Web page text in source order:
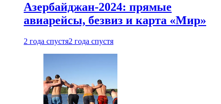
Азербайджан-2024: прямые
авиарейсы, безвиз и карта «Мир»
2 года спустя2 года спустя